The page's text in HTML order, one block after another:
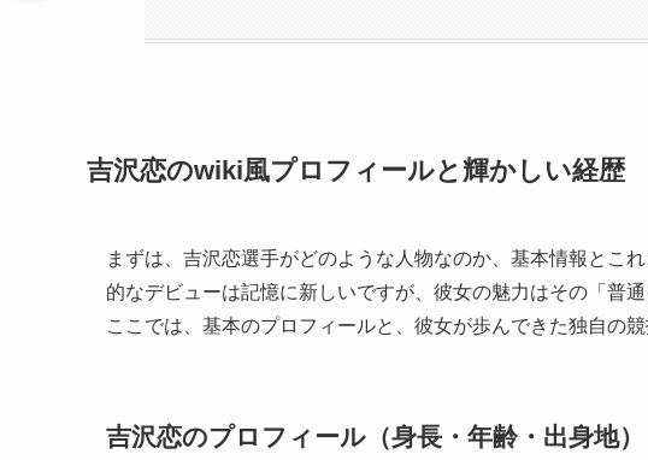
吉沢恋のwiki風プロフィールと輝かしい経歴
まずは、吉沢恋選手がどのような人物なのか、基本情報とこ
的なデビューは記憶に新しいですが、彼女の魅力はその「普
ここでは、基本のプロフィールと、彼女が歩んできた独自の
吉沢恋のプロフィール（身長・年齢・出身地）